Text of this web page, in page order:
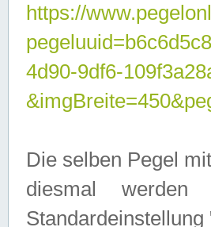
https://
4d90-9df6-
Die selben Pegel
diesmal
Standardeinstellung